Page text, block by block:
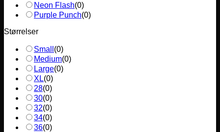
Neon Flash(0)
Purple Punch(0)
Størrelser
Small (0)
Medium(0)
Large(0)
XL(0)
28(0)
30(0)
32(0)
34(0)
36(0)